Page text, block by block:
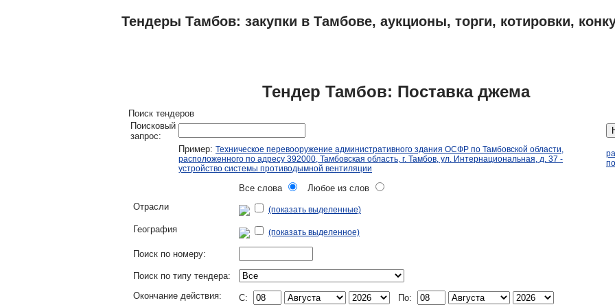
Тендеры Тамбов: закупки в Тамбове, аукционы, торги, котировки,
Тендер Тамбов: Поставка джема
Поиск тендеров
Поисковый
запрос:
Пример: Техническое перевооружение административного здания ОСФР по Тамбовской области,
расположенного по адресу 392000, Тамбовская область, г. Тамбов, ул. Интернациональная, д. 37 -
устройство системы противодымной вентиляции
Все слова
Любое из слов
Отрасли
(показать выделенные)
География (показать выделенное)
Поиск по номеру:
Поиск по типу тендера:
Окончание действия:
C:
По: